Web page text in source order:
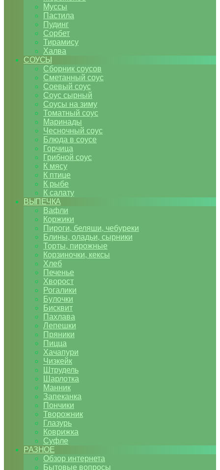
Муссы
Пастила
Пудинг
Сорбет
Тирамису
Халва
СОУСЫ
Сборник соусов
Сметанный соус
Соевый соус
Соус сырный
Соусы на зиму
Томатный соус
Маринады
Чесночный соус
Блюда в соусе
Горчица
Грибной соус
К мясу
К птице
К рыбе
К салату
ВЫПЕЧКА
Вафли
Коржики
Пироги, беляши, чебуреки
Блины, оладьи, сырники
Торты, пирожные
Корзиночки, кексы
Хлеб
Печенье
Хворост
Рогалики
Булочки
Бисквит
Пахлава
Лепешки
Пряники
Пицца
Хачапури
Чизкейк
Штрудель
Шарлотка
Манник
Запеканка
Пончики
Творожник
Глазурь
Коврижка
Суфле
РАЗНОЕ
Обзор интернета
Бытовые вопросы